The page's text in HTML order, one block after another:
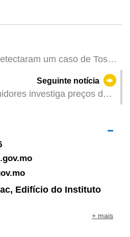
um caso de Tosse
Seguinte notícia
investiga preços de
Edifício do Instituto
+ mais